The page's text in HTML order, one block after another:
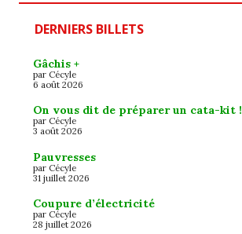
DERNIERS BILLETS
Gâchis +
par Cécyle
6 août 2026
On vous dit de préparer un cata-kit !
par Cécyle
3 août 2026
Pauvresses
par Cécyle
31 juillet 2026
Coupure d’électricité
par Cécyle
28 juillet 2026